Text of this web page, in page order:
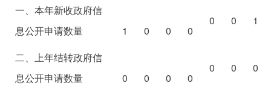
一、本年新收政府信
息公开申请数量
1 0 0 0
0 0 1
二、上年结转政府信
息公开申请数量
0 0 0 0
0 0 0